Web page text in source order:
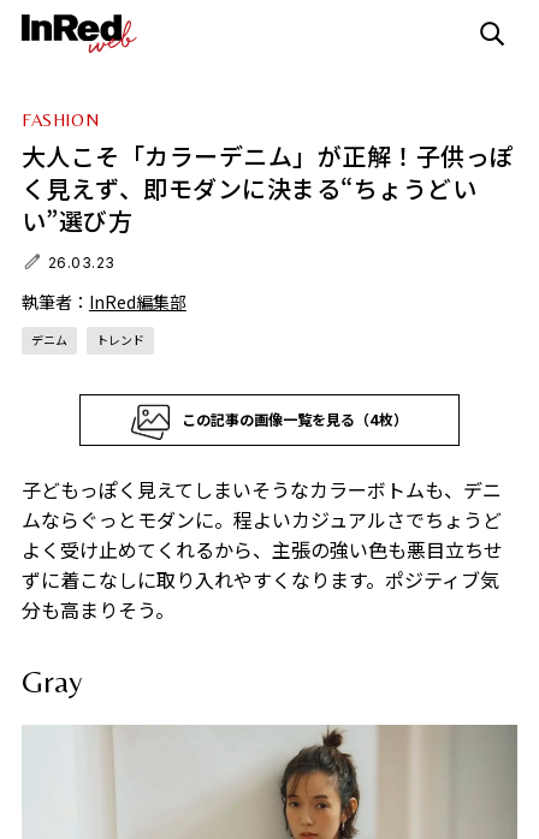
FASHION
大人こそ「カラーデニム」が正解！子供っぽ
く見えず、即モダンに決まる“ちょうどい
い”選び方
26.03.23
執筆者： InRed編集部
デニム トレンド
この記事の画像一覧を見る（4枚）
子どもっぽく見えてしまいそうなカラーボトムも、デニ
ムならぐっとモダンに。程よいカジュアルさでちょうど
よく受け止めてくれるから、主張の強い色も悪目立ちせ
ずに着こなしに取り入れやすくなります。ポジティブ気
分も高まりそう。
Gray